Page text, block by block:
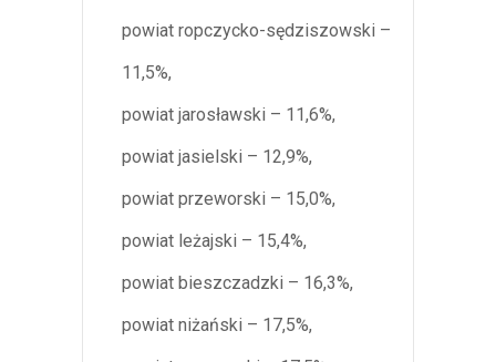
powiat ropczycko-sędziszowski –
11,5%,
powiat jarosławski – 11,6%,
powiat jasielski – 12,9%,
powiat przeworski – 15,0%,
powiat leżajski – 15,4%,
powiat bieszczadzki – 16,3%,
powiat niżański – 17,5%,